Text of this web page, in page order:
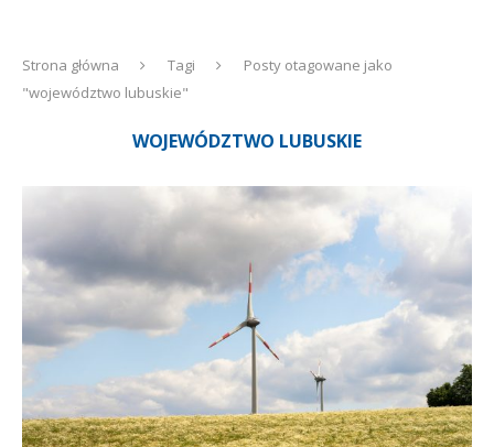
Strona główna Tagi
Posty otagowane jako
"województwo lubuskie"
WOJEWÓDZTWO LUBUSKIE